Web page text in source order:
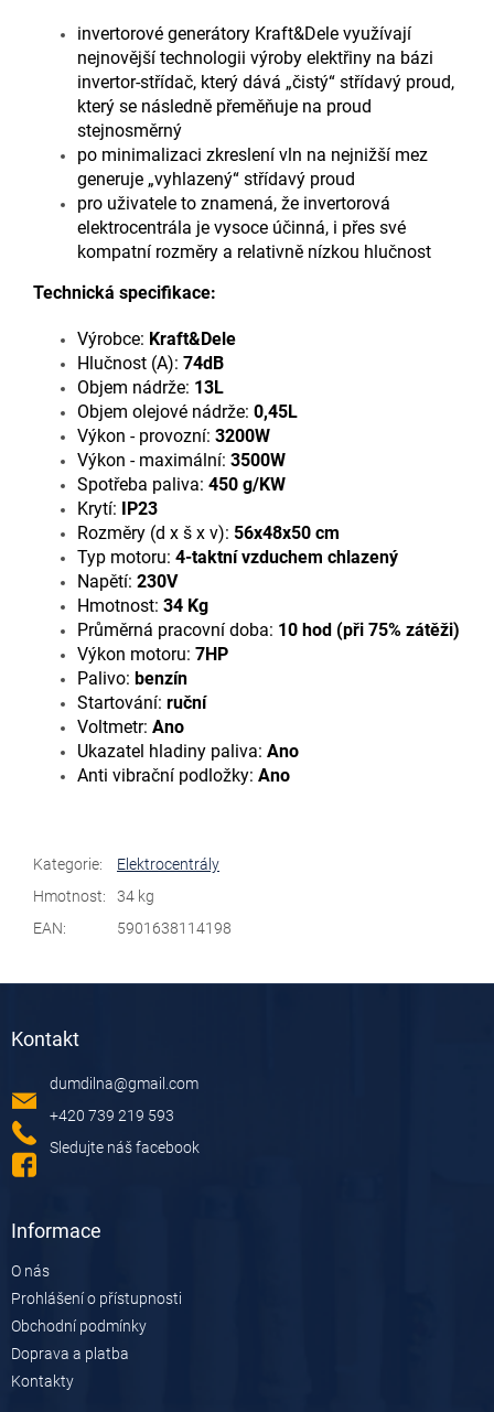
invertorové generátory Kraft&Dele využívají
nejnovější technologii výroby elektřiny na bázi
invertor-střídač, který dává „čistý“ střídavý proud,
který se následně přeměňuje na proud
stejnosměrný
po minimalizaci zkreslení vln na nejnižší mez
generuje „vyhlazený“ střídavý proud
pro uživatele to znamená, že invertorová
elektrocentrála je vysoce účinná, i přes své
kompatní rozměry a relativně nízkou hlučnost
Technická specifikace:
Výrobce: Kraft&Dele
Hlučnost (A): 74dB
Objem nádrže: 13L
Objem olejové nádrže: 0,45L
Výkon - provozní: 3200W
Výkon - maximální: 3500W
Spotřeba paliva: 450 g/KW
Krytí:
IP23
Rozměry (d x š x v): 56x48x50 cm
Typ motoru: 4-taktní vzduchem chlazený
Napětí: 230V
Hmotnost: 34 Kg
Průměrná pracovní doba: 10 hod (při 75% zátěži)
Výkon motoru: 7HP
Palivo: benzín
Startování: ruční
Voltmetr: Ano
Ukazatel hladiny paliva: Ano
Anti vibrační podložky: Ano
Kategorie:
Elektrocentrály
Hmotnost:
34 kg
EAN: 5901638114198
Kontakt
dumdilna@gmail.com
+420 739 219 593
Sledujte náš facebook
Informace
O nás
Prohlášení o přístupnosti
Obchodní podmínky
Doprava a platba
Kontakty